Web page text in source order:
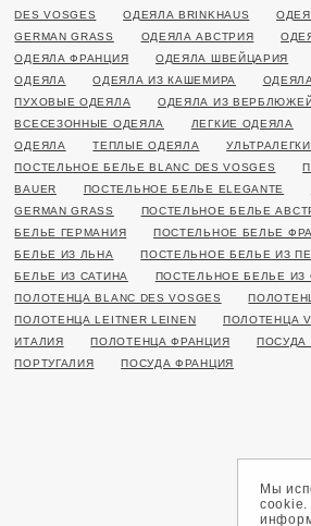
DES VOSGES
ОДЕЯЛА BRINKHAUS
GERMAN GRASS
ОДЕЯЛА АВСТРИЯ
ОДЕЯЛА ФРАНЦИЯ
ОДЕЯЛА ШВЕЙЦАРИЯ
ОДЕЯЛА
ОДЕЯЛА ИЗ КАШЕМИРА
ПУХОВЫЕ ОДЕЯЛА
ОДЕЯЛА ИЗ
ВСЕСЕЗОННЫЕ ОДЕЯЛА
ЛЕГКИЕ ОДЕЯЛА
ОДЕЯЛА
ТЕПЛЫЕ ОДЕЯЛА
ПОСТЕЛЬНОЕ БЕЛЬЕ BLANC DES VOSGES
BAUER
ПОСТЕЛЬНОЕ БЕЛЬЕ ELEGANTE
GERMAN GRASS
ПОСТЕЛЬНОЕ БЕЛЬЕ
БЕЛЬЕ ГЕРМАНИЯ
ПОСТЕЛЬНОЕ БЕЛЬЕ
БЕЛЬЕ ИЗ ЛЬНА
ПОСТЕЛЬНОЕ БЕЛЬЕ ИЗ
БЕЛЬЕ ИЗ САТИНА
ПОСТЕЛЬНОЕ БЕЛЬЕ ИЗ
ПОЛОТЕНЦА BLANC DES VOSGES
ПОЛОТЕНЦА LEITNER LEINEN
ПОЛОТЕНЦА
ИТАЛИЯ
ПОЛОТЕНЦА ФРАНЦИЯ ПОСУДА
ПОРТУГАЛИЯ
ПОСУДА ФРАНЦИЯ
Мы
cookie.